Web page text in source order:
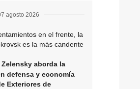
agosto 2026
en el frente, la
es la más candente
Zelensky aborda la
defensa y economía
Exteriores de